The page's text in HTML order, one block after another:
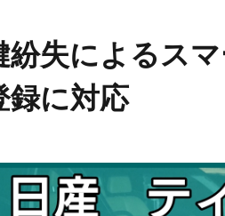
紛失によるス
録に対応